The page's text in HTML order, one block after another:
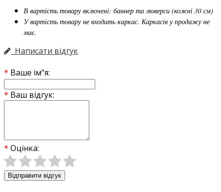
В вартість товару включені: баннер та люверси (кожні 30 см)
У вартість товару не входить каркас. Каркасів у продажу не
має.
Написати відгук
Ваше ім"я:
Ваш відгук:
Оцінка:
Відправити відгук